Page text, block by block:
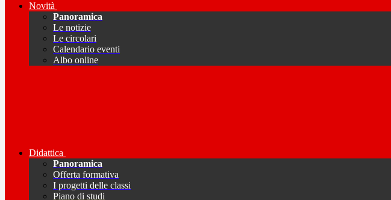
Novità
Panoramica
Le notizie
Le circolari
Calendario eventi
Albo online
Didattica
Panoramica
Offerta formativa
I progetti delle classi
Piano di studi